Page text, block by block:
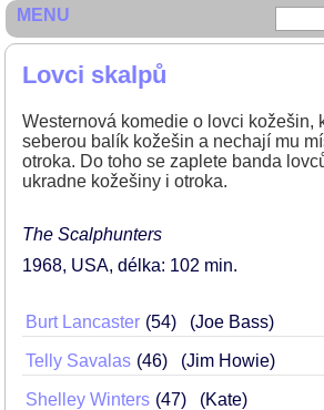
Lovci skalpů
Westernová komedie o lovci kožešin,
seberou balík kožešin a nechají mu
otroka. Do toho se zaplete banda
ukradne kožešiny i otroka.
The Scalphunters
1968 USA délka: 102 min
Burt Lancaster 54 (Joe Bass)
Telly Savalas 46 (Jim Howie)
Shelley Winters 47 (Kate)
MENU